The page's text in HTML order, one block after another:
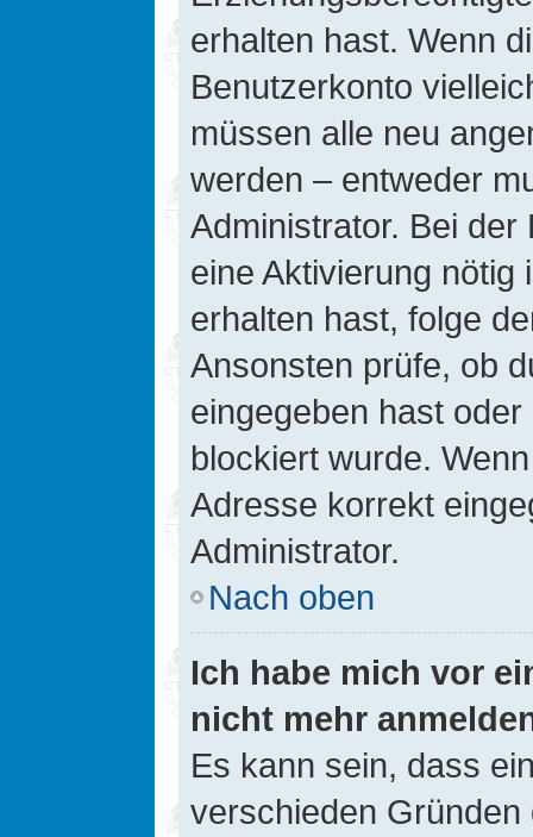
erhalten hast. Wenn
Benutzerkonto
müssen alle neu
werden – entweder
Administrator. Bei
eine Aktivierung nötig
erhalten hast, folge
Ansonsten prüfe, ob
eingegeben hast
blockiert wurde.
Adresse korrekt
Administrator.
Nach oben
Ich habe mich vor
nicht mehr
Es kann sein, dass
verschieden